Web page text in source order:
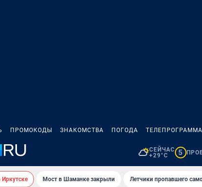
ПРОМОКОДЫ ЗНАКОМСТВА ПОГОДА ТЕЛЕПРОГРАММА
СЕЙЧАС
+29°C
5
Иркутске Мост в Шаманке закрыли Летчики пропавшего